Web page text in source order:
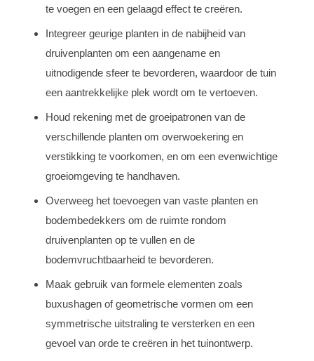
te voegen en een gelaagd effect te creëren.
Integreer geurige planten in de nabijheid van
druivenplanten om een aangename en
uitnodigende sfeer te bevorderen, waardoor de tuin
een aantrekkelijke plek wordt om te vertoeven.
Houd rekening met de groeipatronen van de
verschillende planten om overwoekering en
verstikking te voorkomen, en om een evenwichtige
groeiomgeving te handhaven.
Overweeg het toevoegen van vaste planten en
bodembedekkers om de ruimte rondom
druivenplanten op te vullen en de
bodemvruchtbaarheid te bevorderen.
Maak gebruik van formele elementen zoals
buxushagen of geometrische vormen om een
symmetrische uitstraling te versterken en een
gevoel van orde te creëren in het tuinontwerp.